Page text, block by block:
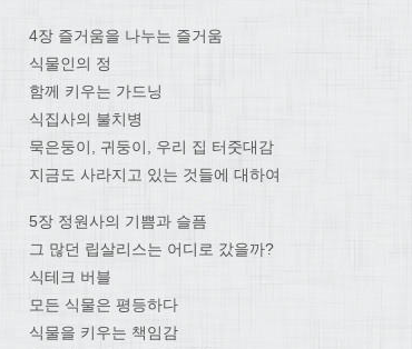
4장 즐거움을 나누는 즐거움
식물인의 정
함께 키우는 가드닝
식집사의 불치병
묵은둥이, 귀둥이, 우리 집 터줏대감
지금도 사라지고 있는 것들에 대하여
5장 정원사의 기쁨과 슬픔
그 많던 립살리스는 어디로 갔을까?
식테크 버블
모든 식물은 평등하다
식물을 키우는 책임감